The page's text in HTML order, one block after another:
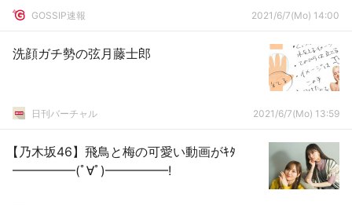
GOSSIP速報 2021/6/7(Mo) 14:00
洗顔ガチ勢の弦月藤士郎
日刊バーチャル 2021/6/7(Mo) 13:59
【乃木坂46】飛鳥と梅の可愛い動画がｷﾀ
━━━━━(ﾟ∀ﾟ)━━━━━!